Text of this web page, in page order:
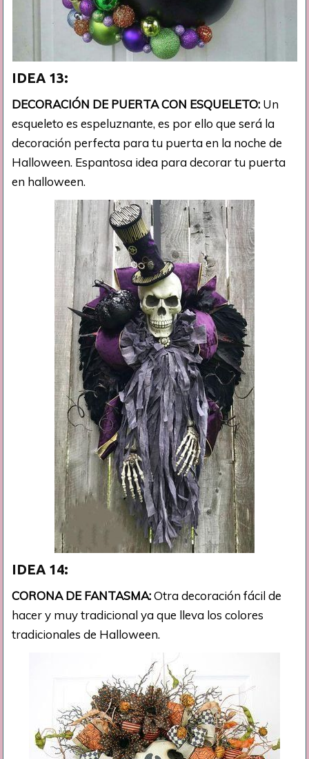
IDEA 13:
DECORACIÓN DE PUERTA CON ESQUELETO: Un
esqueleto es espeluznante, es por ello que será la
decoración perfecta para tu puerta en la noche de
Halloween. Espantosa idea para decorar tu puerta
en halloween.
IDEA 14:
CORONA DE FANTASMA:Otra decoración fácil de
hacer y muy tradicional ya que lleva los colores
tradicionales de Halloween.